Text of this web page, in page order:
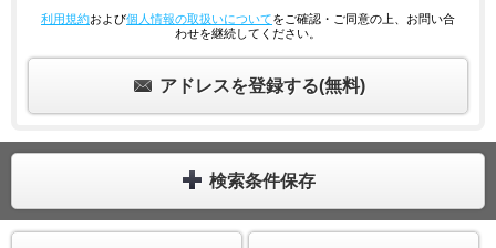
利用規約および個人情報の取扱いについてをご確認・ご同意の上、お問い合
わせを継続してください。
アドレスを登録する(無料)
検索条件保存